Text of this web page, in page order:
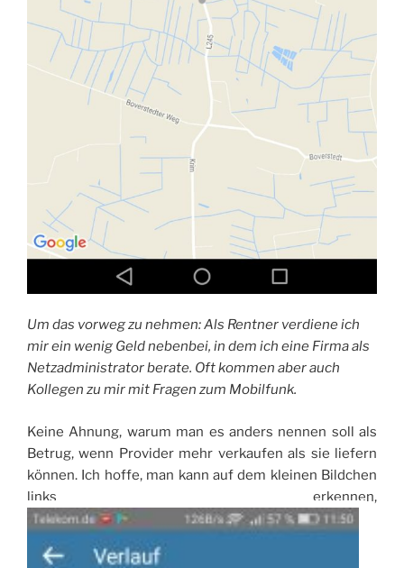
Um das vorweg zu nehmen: Als Rentner verdiene ich
mir ein wenig Geld nebenbei, in dem ich eine Firma als
Netzadministrator berate. Oft kommen aber auch
Kollegen zu mir mit Fragen zum Mobilfunk.
Keine Ahnung, warum man es anders nennen soll als
Betrug, wenn Provider mehr verkaufen als sie liefern
können. Ich hoffe, man kann auf dem kleinen Bildchen
links erkennen,